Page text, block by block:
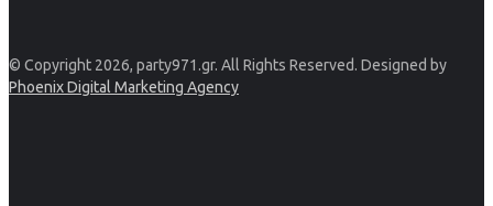
© Copyright 2026, party971.gr. All Rights Reserved. Designed by
Phoenix Digital Marketing Agency